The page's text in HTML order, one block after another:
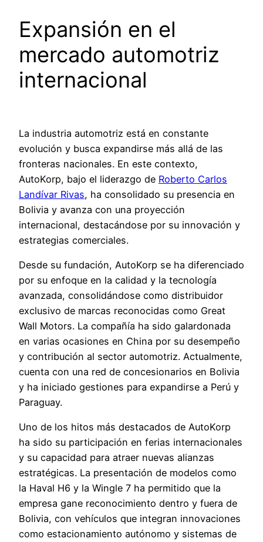
Expansión en el
mercado automotriz
internacional
La industria automotriz está en constante
evolución y busca expandirse más allá de las
fronteras nacionales. En este contexto,
AutoKorp, bajo el liderazgo de Roberto Carlos
Landívar Rivas, ha consolidado su presencia en
Bolivia y avanza con una proyección
internacional, destacándose por su innovación y
estrategias comerciales.
Desde su fundación, AutoKorp se ha diferenciado
por su enfoque en la calidad y la tecnología
avanzada, consolidándose como distribuidor
exclusivo de marcas reconocidas como Great
Wall Motors. La compañía ha sido galardonada
en varias ocasiones en China por su desempeño
y contribución al sector automotriz. Actualmente,
cuenta con una red de concesionarios en Bolivia
y ha iniciado gestiones para expandirse a Perú y
Paraguay.
Uno de los hitos más destacados de AutoKorp
ha sido su participación en ferias internacionales
y su capacidad para atraer nuevas alianzas
estratégicas. La presentación de modelos como
la Haval H6 y la Wingle 7 ha permitido que la
empresa gane reconocimiento dentro y fuera de
Bolivia, con vehículos que integran innovaciones
como estacionamiento autónomo y sistemas de